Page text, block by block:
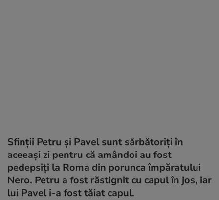
Sfinții Petru și Pavel sunt sărbătoriți în
aceeași zi pentru că amândoi au fost
pedepsiți la Roma din porunca împăratului
Nero. Petru a fost răstignit cu capul în jos, iar
lui Pavel i-a fost tăiat capul.